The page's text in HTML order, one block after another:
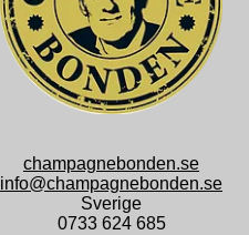
champagnebonden.se
info@champagnebonden.se
Sverige
0733 624 685